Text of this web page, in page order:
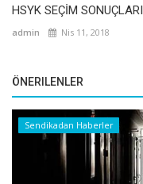
HSYK SEÇİM SONUÇLARI
admin Nis 11, 2018
ÖNERILENLER
Sendikadan Haberler